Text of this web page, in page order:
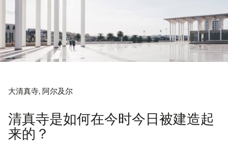
大清真寺, 阿尔及尔
清真寺是如何在今时今日被建造起
来的？